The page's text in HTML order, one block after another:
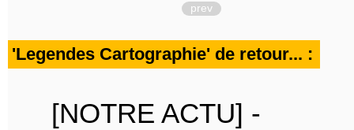
prev
'Legendes Cartographie' de retour... :
[NOTRE ACTU] -